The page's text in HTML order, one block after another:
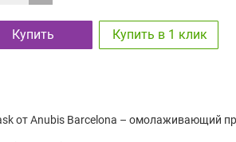
Купить Купить в 1 клик
от Anubis Barcelona – омолаживающий